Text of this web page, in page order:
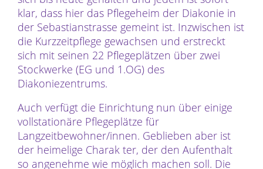
klar, dass hier das Pflegeheim der Diakonie in
der Sebastianstrasse gemeint ist. Inzwischen ist
die Kurzzeitpflege gewachsen und erstreckt
sich mit seinen 22 Pflegeplätzen über zwei
Stockwerke (EG und 1.OG) des
Diakoniezentrums.
Auch verfügt die Einrichtung nun über einige
vollstationäre Pflegeplätze für
Langzeitbewohner/innen. Geblieben aber ist
der heimelige Charak ter, der den Aufenthalt
so angenehme wie möglich machen soll. Die